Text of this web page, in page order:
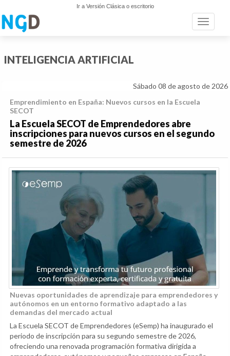
Ir a Versión Clásica o escritorio
Toggle
INTELIGENCIA ARTIFICIAL
Sábado 08 de agosto de 2026
Emprendimiento en España: Nuevos cursos en la Escuela
SECOT
La Escuela SECOT de Emprendedores abre
inscripciones para nuevos cursos en el segundo
semestre de 2026
Nuevas oportunidades de aprendizaje para emprendedores y
autónomos en un entorno formativo adaptado a las
demandas del mercado actual
La Escuela SECOT de Emprendedores (eSemp) ha inaugurado el
periodo de inscripción para su segundo semestre de 2026,
ofreciendo una renovada programación formativa dirigida a